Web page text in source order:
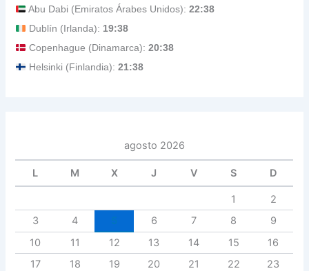
Abu Dabi (Emiratos Árabes Unidos):22:38
Dublín (Irlanda): 19:38
Copenhague (Dinamarca):20:38
Helsinki (Finlandia):21:38
agosto 2026
L M X J V S D
1
2
3
4 6 7 8
9
10
11 12 13 14 15
16
17
18 19 20 21 22
23